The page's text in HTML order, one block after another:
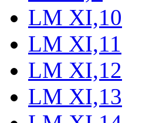
LM XI,10
LM XI,11
LM XI,12
LM XI,13